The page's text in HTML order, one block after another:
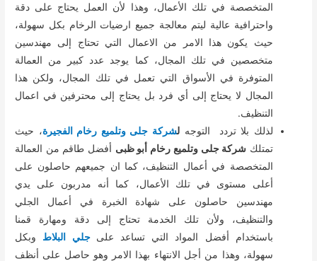
المتخصصة في تلك الأعمال، وهذا لأن العمل يحتاج على دقة
واحترافية عالية ليتم معالجة جميع ارضيات الرخام بكل سهولة،
حيث يكون هذا الامر من الاعمال التي تحتاج إلى مهندسين
متخصصين في تلك المجال، كما يوجد عدد كبير من العمالة
المتوفرة في الأسواق التي تعمل في تلك المجال، ولكن هذا
المجال لا يحتاج إلى أي فرد بل يحتاج إلى محترفين في اعمال
التنظيف.
لذلك بلا تردد التوجه لشركة جلى وتلميع رخام الفجيرة، حيث
تمتلك شركة جلى وتلميع رخام أبو ظبى أفضل طاقم من العمالة
المتخصصة في أعمال التنظيف، كما ان جميعهم حاصلون على
أعلى مستوى في تلك الأعمال، كما أنه مدربون على يدي
مهندسين حاصلون على شهادة الخبرة في أعمال الجلي
والتنظيف، ولأن تلك الخدمة تحتاج إلى دقة ومهارة قمنا
باستخدام أفضل المواد التي تساعد على جلي البلاط وبكل
سهولة، وهذا من أجل الانتهاء بهذا الامر وهو حاصل على أنظف